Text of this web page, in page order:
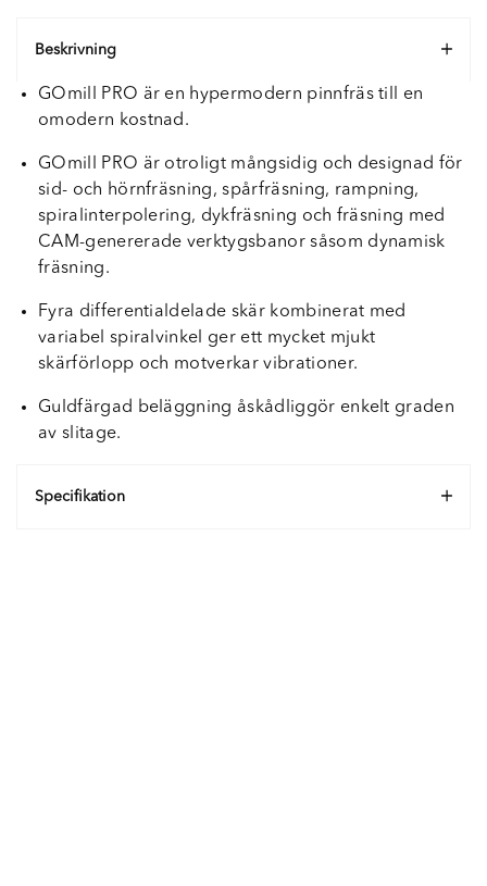
Beskrivning
GOmill PRO är en hypermodern pinnfräs till en
omodern kostnad.
GOmill PRO är otroligt mångsidig och designad för
sid- och hörnfräsning, spårfräsning, rampning,
spiralinterpolering, dykfräsning och fräsning med
CAM-genererade verktygsbanor såsom dynamisk
fräsning.
Fyra differentialdelade skär kombinerat med
variabel spiralvinkel ger ett mycket mjukt
skärförlopp och motverkar vibrationer.
Guldfärgad beläggning åskådliggör enkelt graden
av slitage.
Specifikation